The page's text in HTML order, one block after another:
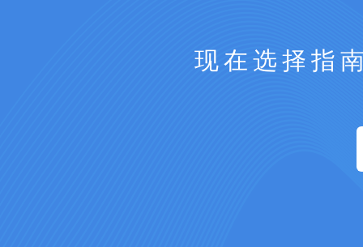
现在选择指